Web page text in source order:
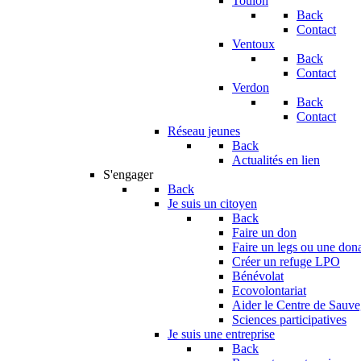
Back
Contact
Ventoux
Back
Contact
Verdon
Back
Contact
Réseau jeunes
Back
Actualités en lien
S'engager
Back
Je suis un citoyen
Back
Faire un don
Faire un legs ou une
Créer un refuge LPO
Bénévolat
Ecovolontariat
Aider le Centre de
Sciences participatives
Je suis une entreprise
Back